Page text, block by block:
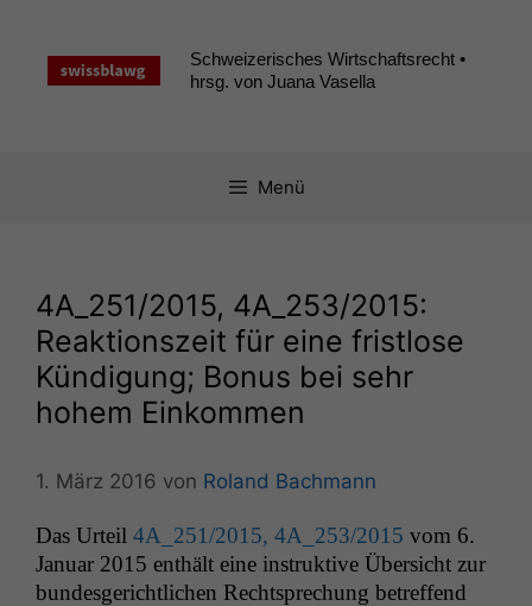
springen
Schweizerisches Wirtschaftsrecht •
hrsg. von Juana Vasella
Menü
4A_251/2015, 4A_253/2015:
Reaktionszeit für eine fristlose
Kündigung; Bonus bei sehr
hohem Einkommen
1. März 2016 von Roland Bachmann
Das Urteil 4A_251/2015, 4A_253/2015 vom 6.
Jan­u­ar 2015 enthält eine instruk­tive Über­sicht zur
bun­des­gerichtlichen Recht­sprechung betr­e­f­fend